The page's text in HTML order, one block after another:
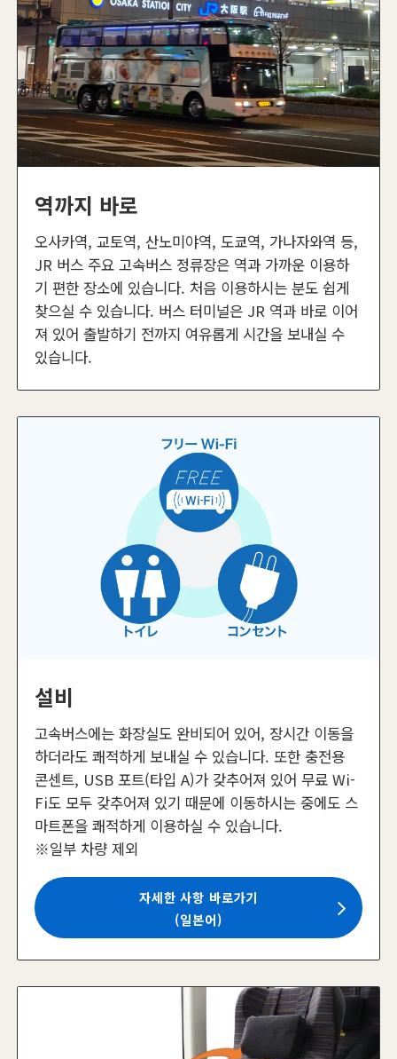
역까지 바로
오사카역, 교토역, 산노미야역, 도쿄역, 가나자와역 등,
JR 버스 주요 고속버스 정류장은 역과 가까운 이용하
기 편한 장소에 있습니다. 처음 이용하시는 분도 쉽게
찾으실 수 있습니다. 버스 터미널은 JR 역과 바로 이어
져 있어 출발하기 전까지 여유롭게 시간을 보내실 수
있습니다.
설비
고속버스에는 화장실도 완비되어 있어, 장시간 이동을
하더라도 쾌적하게 보내실 수 있습니다. 또한 충전용
콘센트, USB 포트(타입 A)가 갖추어져 있어 무료 Wi-
Fi도 모두 갖추어져 있기 때문에 이동하시는 중에도 스
마트폰을 쾌적하게 이용하실 수 있습니다.
※일부 차량 제외
자세한 사항 바로가기
(일본어)